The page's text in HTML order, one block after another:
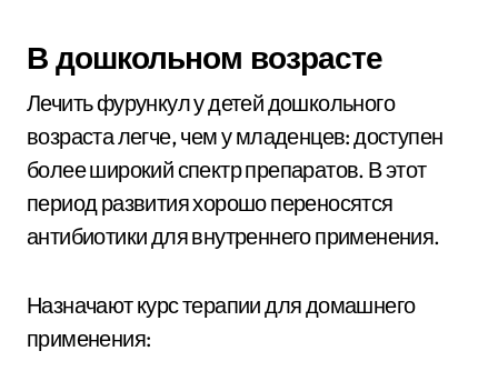
В дошкольном возрасте
Лечить фурункул у детей дошкольного
возраста легче, чем у младенцев: доступен
более широкий спектр препаратов. В этот
период развития хорошо переносятся
антибиотики для внутреннего применения.
Назначают курс терапии для домашнего
применения: